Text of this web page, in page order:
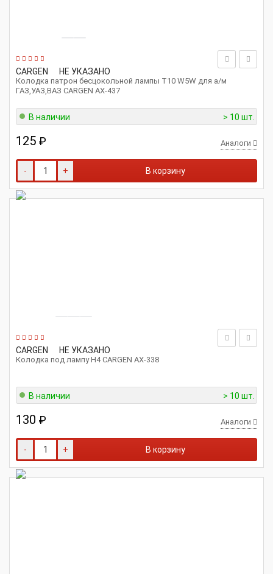
CARGEN НЕ УКАЗАНО
Колодка патрон бесцокольной лампы T10 W5W для а/м
ГАЗ,УАЗ,ВАЗ CARGEN AX-437
В наличии > 10 шт.
125 ₽ Аналоги
- + В корзину
CARGEN НЕ УКАЗАНО
Колодка под лампу H4 CARGEN AX-338
В наличии > 10 шт.
130 ₽ Аналоги
- + В корзину